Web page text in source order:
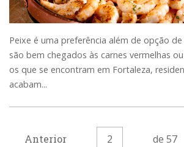
Peixe é uma preferência além de opção
são bem chegados às carnes vermelhas
os que se encontram em Fortaleza,
acabam...
Anterior 2 de 57